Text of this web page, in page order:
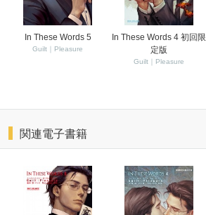
In These Words 5
Guilt｜Pleasure
In These Words 4 初回限
定版
Guilt｜Pleasure
関連電子書籍